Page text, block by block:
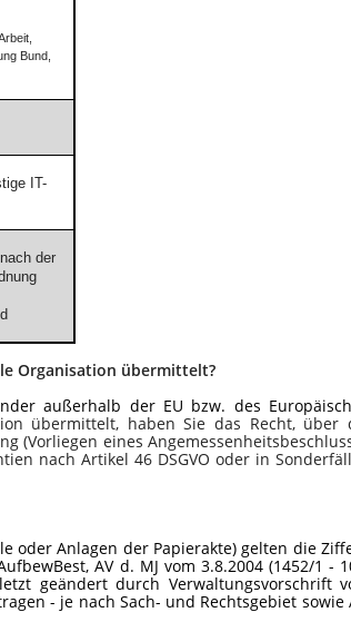
Bund,
IT-
der
Organisation übermittelt?
außerhalb der EU bzw. des
übermittelt, haben Sie das Recht, über
(Vorliegen eines
nach Artikel 46 DSGVO oder in
oder Anlagen der Papierakte) gelten die
AV d. MJ vom 3.8.2004 (1452/1 -
geändert durch Verwaltungsvorschrift
- je nach Sach- und Rechtsgebiet sowie